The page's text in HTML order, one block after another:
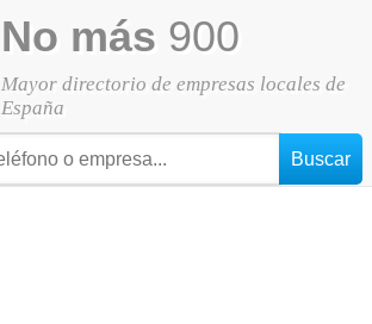
No más 900
Mayor directorio de empresas locales de
España